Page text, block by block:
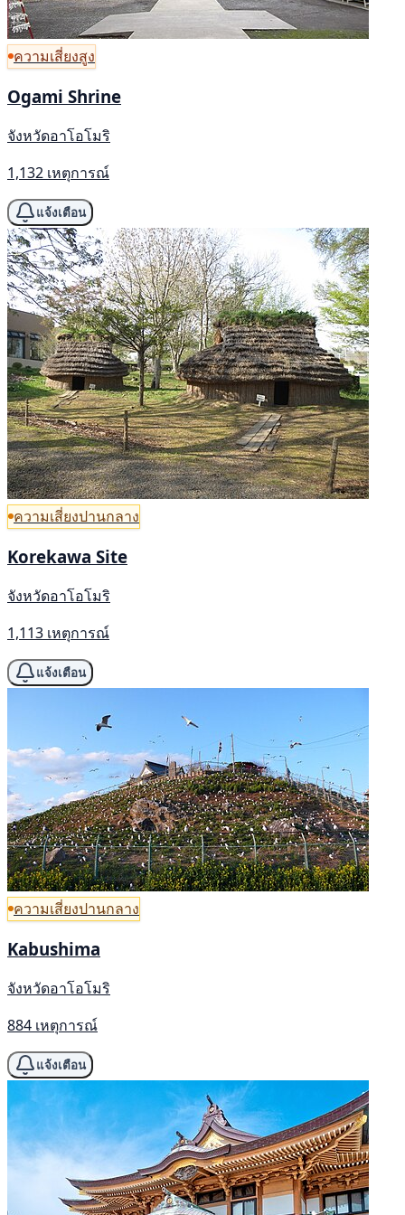
ความเสี่ยงสูง
Ogami Shrine
จังหวัดอาโอโมริ
1,132 เหตุการณ์
แจ้งเตือน
ความเสี่ยงปานกลาง
Korekawa Site
จังหวัดอาโอโมริ
1,113 เหตุการณ์
แจ้งเตือน
ความเสี่ยงปานกลาง
Kabushima
จังหวัดอาโอโมริ
884 เหตุการณ์
แจ้งเตือน